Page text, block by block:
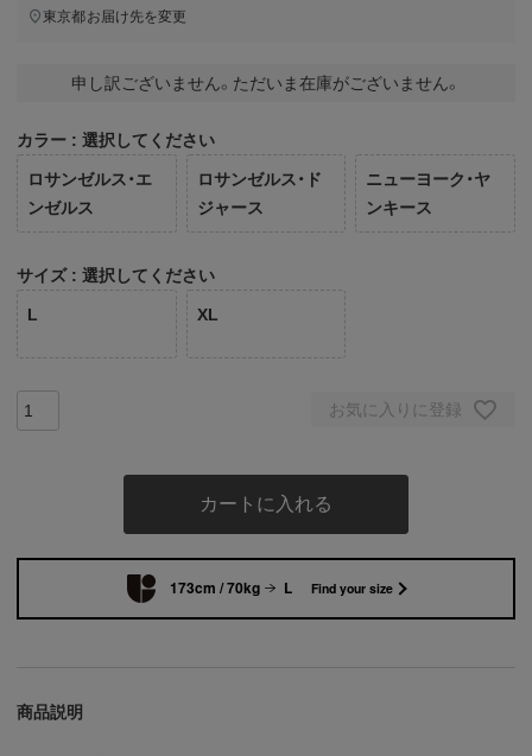
東京都お届け先を変更
申し訳ございません。ただいま在庫がございません。
カラー 選択してください
ロサンゼルス・エ
ンゼルス
ロサンゼルス・ド
ジャース
ニューヨーク・ヤ
ンキース
サイズ 選択してください
L XL
お気に入りに登録
カートに入れる
173cm / 70kg L Find your size
商品説明